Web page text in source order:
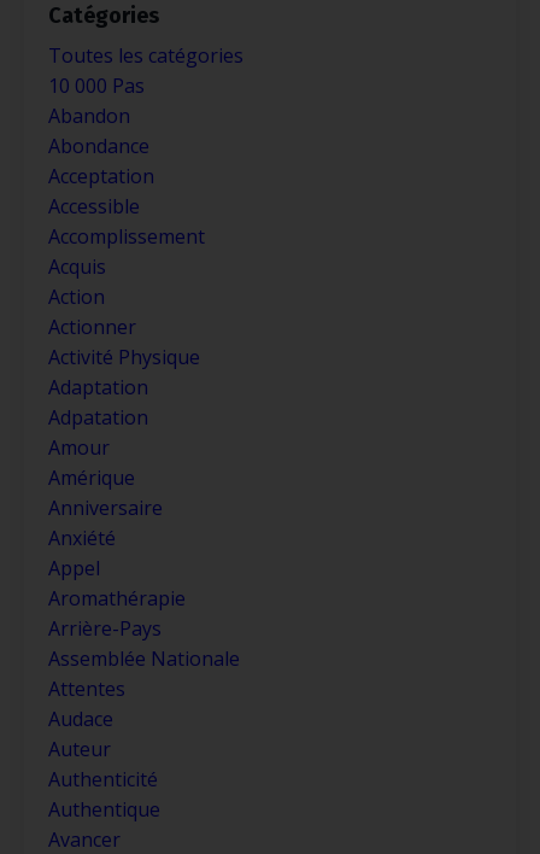
Catégories
Toutes les catégories
10 000 Pas
Abandon
Abondance
Acceptation
Accessible
Accomplissement
Acquis
Action
Actionner
Activité Physique
Adaptation
Adpatation
Amour
Amérique
Anniversaire
Anxiété
Appel
Aromathérapie
Arrière-Pays
Assemblée Nationale
Attentes
Audace
Auteur
Authenticité
Authentique
Avancer